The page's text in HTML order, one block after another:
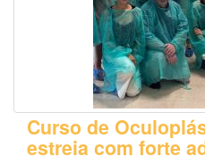
Curso de
estreia com forte